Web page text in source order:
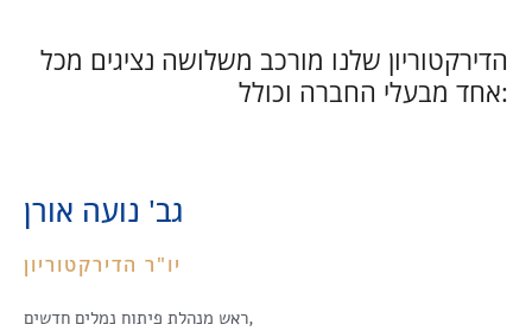
הדירקטוריון שלנו מורכב משלושה נציגים מכל
אחד מבעלי החברה וכולל:
גב' נועה אורן
יו"ר הדירקטוריון
ראש מנהלת פיתוח נמלים חדשים,